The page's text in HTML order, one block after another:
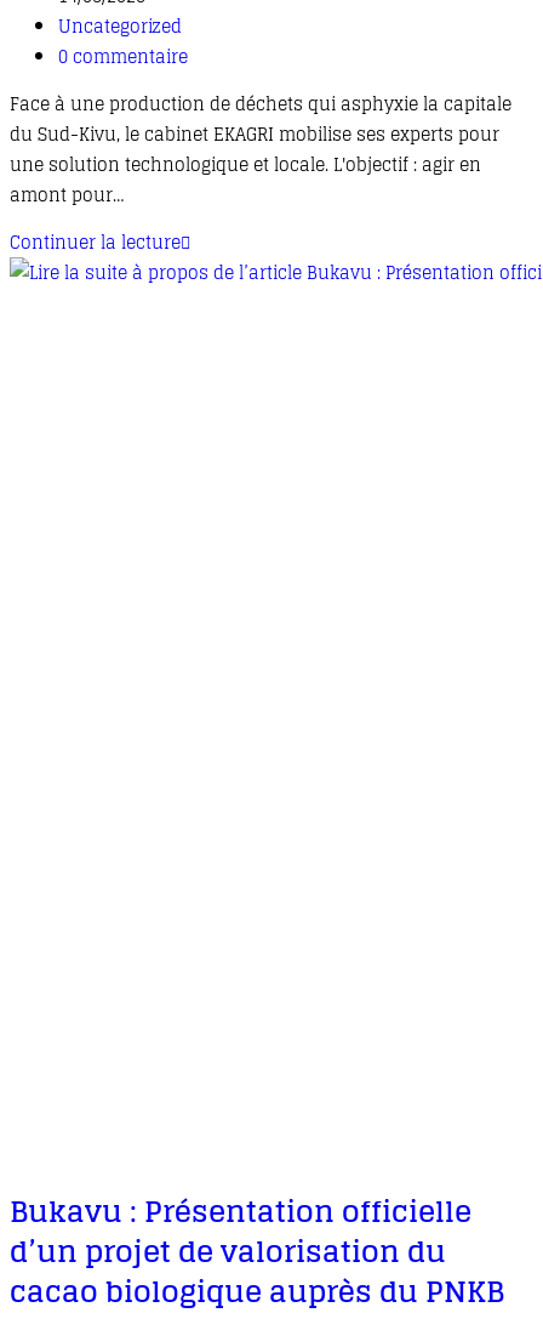
Uncategorized
0 commentaire
Face à une production de déchets qui asphyxie la capitale
du Sud-Kivu, le cabinet EKAGRI mobilise ses experts pour
une solution technologique et locale. L'objectif : agir en
amont pour…
Continuer la lecture
Bukavu : Présentation officielle
d’un projet de valorisation du
cacao biologique auprès du PNKB